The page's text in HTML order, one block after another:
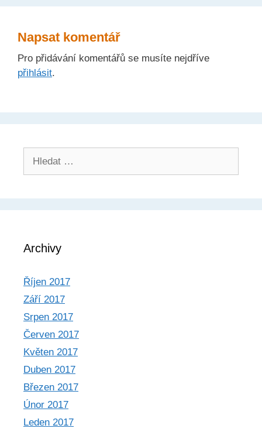
Napsat komentář
Pro přidávání komentářů se musíte nejdříve
přihlásit.
Archivy
Říjen 2017
Září 2017
Srpen 2017
Červen 2017
Květen 2017
Duben 2017
Březen 2017
Únor 2017
Leden 2017